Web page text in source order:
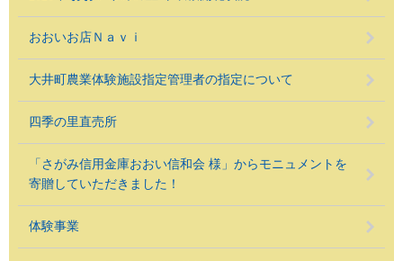
おおいお店Ｎａｖｉ
大井町農業体験施設指定管理者の指定について
四季の里直売所
「さがみ信用金庫おおい信和会 様」からモニュメントを
寄贈していただきました！
体験事業